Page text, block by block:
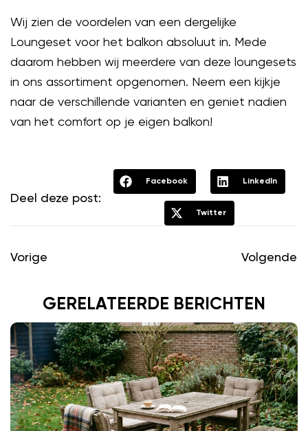
Wij zien de voordelen van een dergelijke
Loungeset voor het balkon absoluut in. Mede
daarom hebben wij meerdere van deze loungesets
in ons assortiment opgenomen. Neem een kijkje
naar de verschillende varianten en geniet nadien
van het comfort op je eigen balkon!
Deel deze post:
Facebook LinkedIn
Twitter
Vorige Volgende
GERELATEERDE BERICHTEN